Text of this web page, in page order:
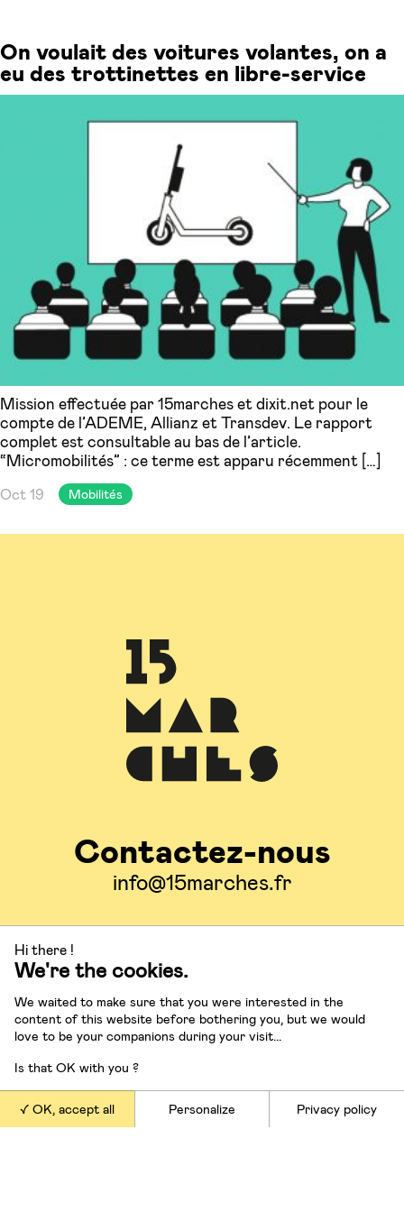
On voulait des voitures volantes, on a
eu des trottinettes en libre-service
Mission effectuée par 15marches et dixit.net pour le
compte de l’ADEME, Allianz et Transdev. Le rapport
complet est consultable au bas de l’article.
“Micromobilités” : ce terme est apparu récemment […]
Oct 19 Mobilités
Contactez-nous
info@15marches.fr
Suivez-nous
Nos offres
Conférences et masterclasses
Hi there !
We're the cookies.
We waited to make sure that you were interested in the
content of this website before bothering you, but we would
love to be your companions during your visit...
Is that OK with you ?
OK, accept all Personalize Privacy policy